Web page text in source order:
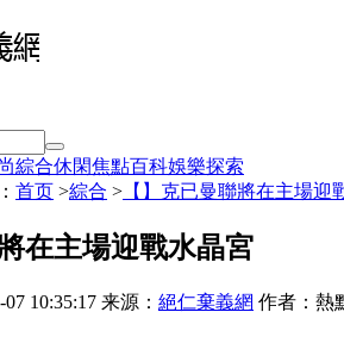
綜合休閑焦點百科娛樂探索
首页 >綜合 > 【】克已曼聯將在主場迎
在主場迎戰水晶宮
10:35:17 来源： 絕仁棄義網 作者：熱